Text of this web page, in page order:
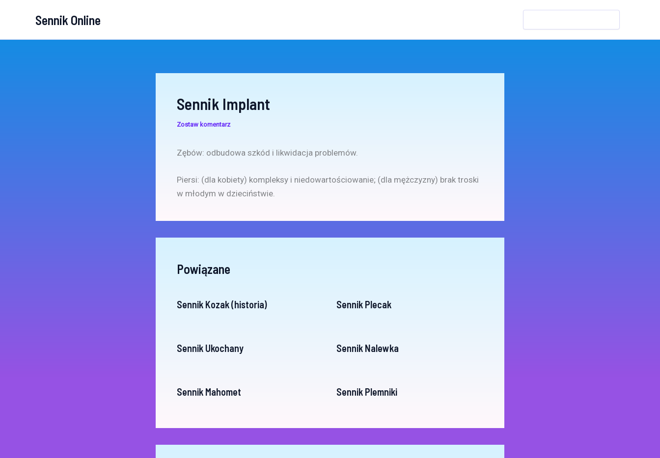
Sennik Online
Sennik Implant
Zostaw komentarz
Zębów: odbudowa szkód i likwidacja problemów.
Piersi: (dla kobiety) kompleksy i niedowartościowanie; (dla mężczyzny) brak troski
w młodym w dzieciństwie.
Powiązane
Sennik Kozak (historia) Sennik Plecak
Sennik Ukochany Sennik Nalewka
Sennik Mahomet Sennik Plemniki